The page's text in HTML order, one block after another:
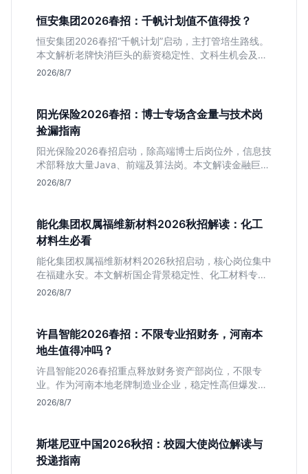
恒安集团2026春招：千帆计划值不值得投？
恒安集团2026春招“千帆计划”启动，主打管培生路线。
本文解析老牌快消巨头的薪资稳定性、文科生机会及决
策链条长的局限，帮你判断是否值得投递。
2026/8/7
阳光保险2026春招：博士专场含金量与技术岗
捡漏指南
阳光保险2026春招启动，除高端博士后岗位外，信息技
术部释放大量Java、前端及算法岗。本文解读金融巨头
校招门槛，分析技术岗需求与投递价值，助你快速判断
2026/8/7
能化集团权属福维新材料2026秋招解读：化工
材料生必看
能化集团权属福维新材料2026秋招启动，核心岗位集中
在福建永安。本文解析国企背景稳定性、化工材料专业
匹配度及工作地点限制，助理工科生判断是否值得投
2026/8/7
许昌智能2026春招：不限专业招财务，河南本
地生值得冲吗？
许昌智能2026春招重点释放财务资产部岗位，不限专
业。作为河南本地老牌制造业企业，稳定性高但爆发涨
薪机会少。适合想在本地积累工业场景经验的应届生。
2026/8/7
斯堪尼亚中国2026秋招：校园大使岗位解读与
投递指南